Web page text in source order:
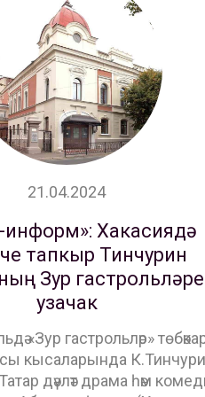
21.04.2024
информ»: Хакасиядә
тапкыр Тинчурин
Зур гастрольләре
узачак
«Зур гастрольләр»
кысаларында
дәүләт драма һәм